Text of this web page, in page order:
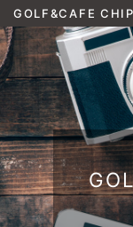
GOLF&CAFE